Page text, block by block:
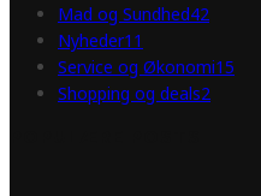
Mad og Sundhed42
Nyheder11
Service og Økonomi15
Shopping og deals2